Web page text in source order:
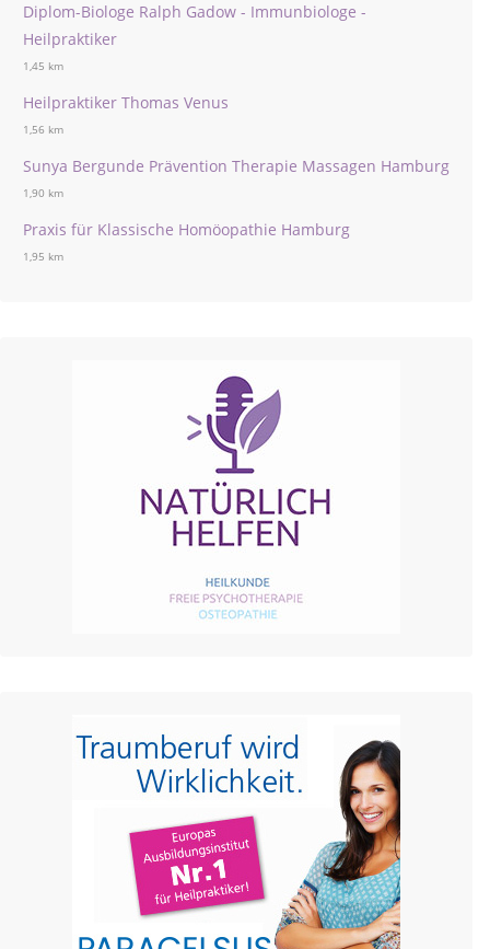
Diplom-Biologe Ralph Gadow - Immunbiologe -
Heilpraktiker
1,45 km
Heilpraktiker Thomas Venus
1,56 km
Sunya Bergunde Prävention Therapie Massagen Hamburg
1,90 km
Praxis für Klassische Homöopathie Hamburg
1,95 km